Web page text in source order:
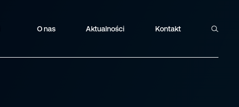
O nas Aktualności Kontakt Szukaj